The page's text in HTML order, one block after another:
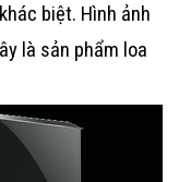
biệt. Hình ảnh
là sản phẩm loa